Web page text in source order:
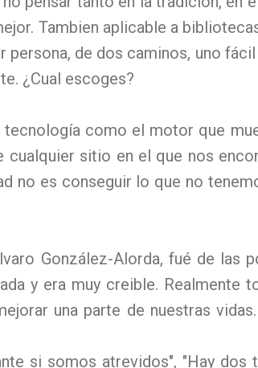
Tambien aplicable a
persona, de dos caminos, uno
¿Cual escoges?
como el motor que
sitio en el que nos
no es conseguir lo que no
González-Alorda, fué de las
y era muy creible. Realmente
una parte de nuestras
si somos atrevidos", "Hay dos